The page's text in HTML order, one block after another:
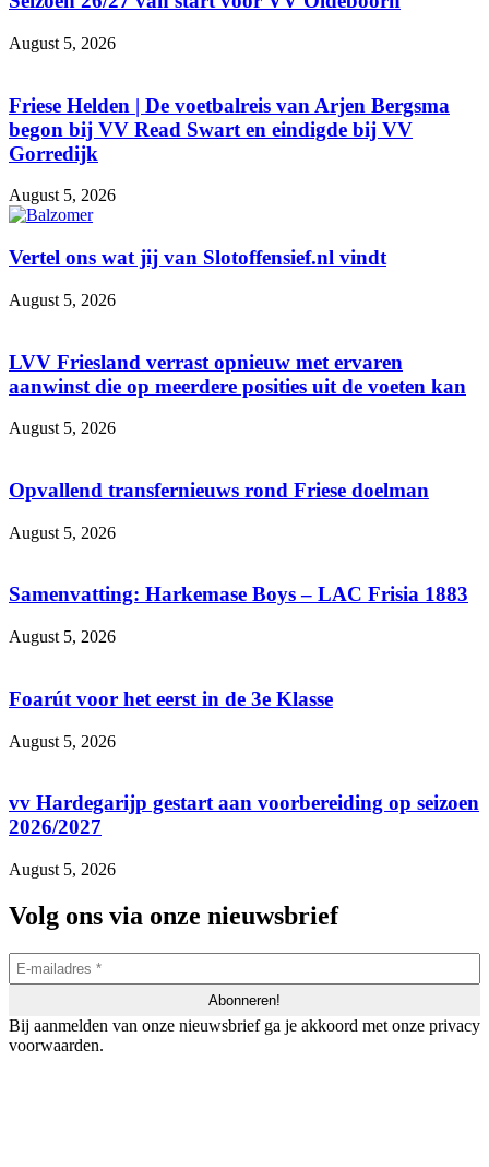
August 5, 2026
Friese Helden | De voetbalreis van Arjen Bergsma
begon bij VV Read Swart en eindigde bij VV
Gorredijk
August 5, 2026
Vertel ons wat jij van Slotoffensief.nl vindt
August 5, 2026
LVV Friesland verrast opnieuw met ervaren
aanwinst die op meerdere posities uit de voeten kan
August 5, 2026
Opvallend transfernieuws rond Friese doelman
August 5, 2026
Samenvatting: Harkemase Boys – LAC Frisia 1883
August 5, 2026
Foarút voor het eerst in de 3e Klasse
August 5, 2026
vv Hardegarijp gestart aan voorbereiding op seizoen
2026/2027
August 5, 2026
Volg ons via onze nieuwsbrief
Bij aanmelden van onze nieuwsbrief ga je akkoord met onze privacy
voorwaarden.